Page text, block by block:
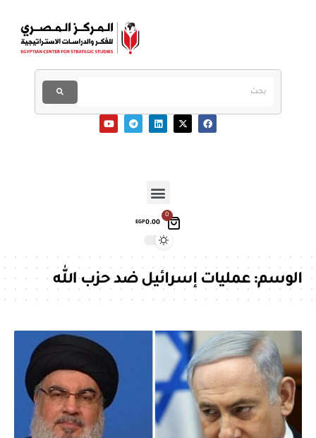
0
EGP0.00
الوسم:عمليات إسرائيل ضد حزب الله